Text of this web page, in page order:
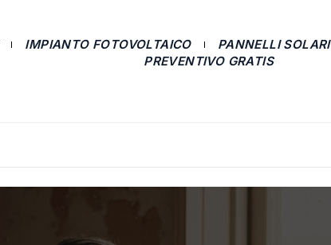
IMPIANTO FOTOVOLTAICO PANNELLI SOLARI
PREVENTIVO GRATIS